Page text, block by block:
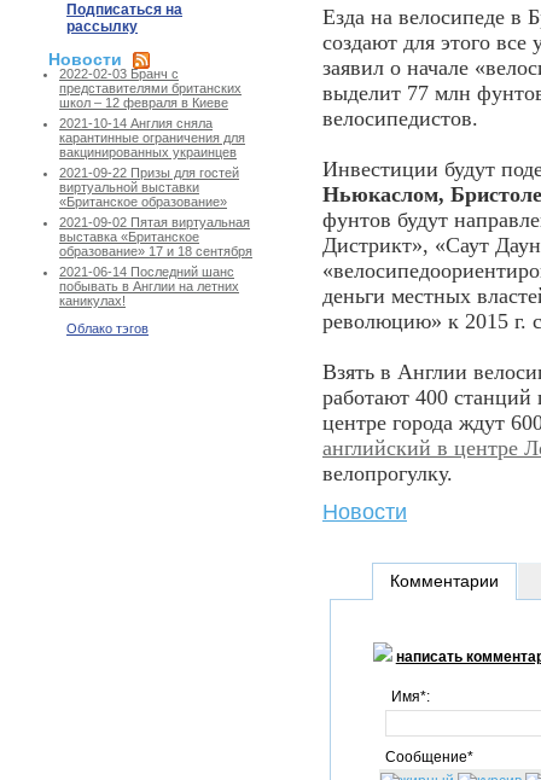
Подписаться на
рассылку
Новости
2022-02-03 Бранч с
представителями британских
школ – 12 февраля в Киеве
2021-10-14 Англия сняла
карантинные ограничения для
вакцинированных украинцев
2021-09-22 Призы для гостей
виртуальной выставки
«Британское образование»
2021-09-02 Пятая виртуальная
выставка «Британское
образование» 17 и 18 сентября
2021-06-14 Последний шанс
побывать в Англии на летних
каникулах!
Облако тэгов
Езда на велосипеде в
создают для этого
заявил о начале
выделит 77 млн
велосипедистов.
Инвестиции будут
Ньюкаслом,
фунтов будут
Дистрикт», «Саут
деньги местных
революцию» к 2015 г.
Взять в Англии
работают 400
центре города ждут
английский в центре
велопрогулку.
Новости
Комментарии
написать
Имя*:
Сообщение*